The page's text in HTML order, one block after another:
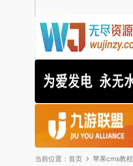
当前位置： 首页 苹果cms教程